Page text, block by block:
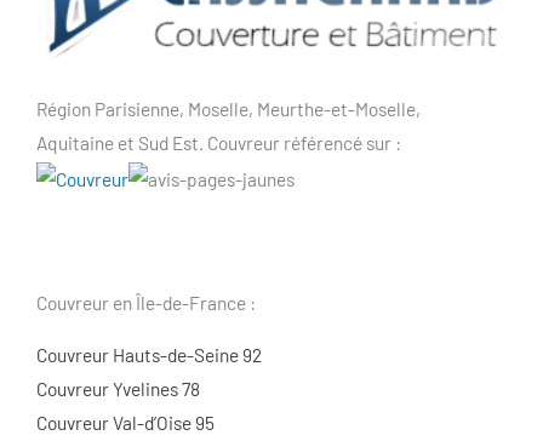
Région Parisienne, Moselle, Meurthe-et-Moselle,
Aquitaine et Sud Est. Couvreur référencé sur :
Couvreur en Île-de-France :
Couvreur Hauts-de-Seine 92
Couvreur Yvelines 78
Couvreur Val-d’Oise 95